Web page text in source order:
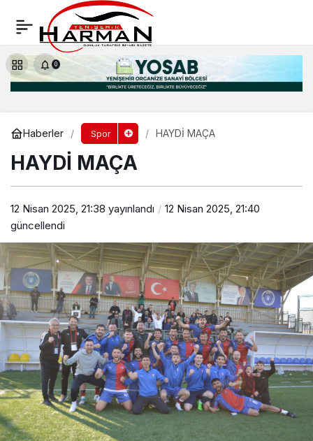
0
Haberler Spor HAYDİ MAÇA
HAYDİ MAÇA
12 Nisan 2025, 21:38 yayınlandı
12 Nisan 2025, 21:40
güncellendi
BİLANÇO ÇOK AĞIR